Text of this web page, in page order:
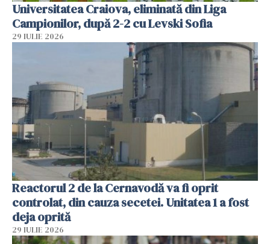
Universitatea Craiova, eliminată din Liga
Campionilor, după 2-2 cu Levski Sofia
29 IULIE 2026
Reactorul 2 de la Cernavodă va fi oprit
controlat, din cauza secetei. Unitatea 1 a fost
deja oprită
29 IULIE 2026